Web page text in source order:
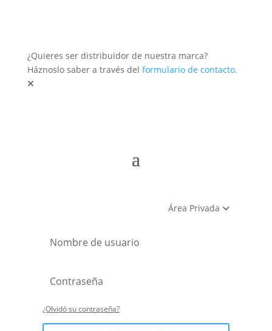
¿Quieres ser distribuidor de nuestra marca?
Háznoslo saber a través del formulario de contacto.
Área Privada
¿Olvidó su contraseña?